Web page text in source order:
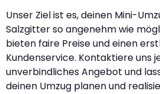
Unser Ziel ist es, deinen Mini-
Salzgitter so angenehm wie
bieten faire Preise und einen
Kundenservice. Kontaktiere uns
unverbindliches Angebot und
deinen Umzug planen und